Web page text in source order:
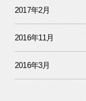
2017年2月
2016年11月
2016年3月